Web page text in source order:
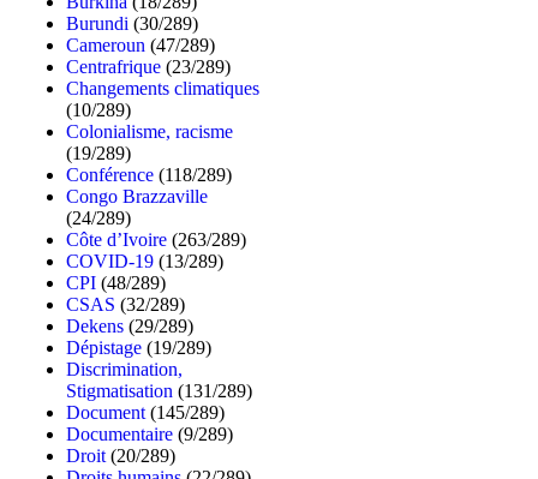
Burundi (30/289)
Cameroun (47/289)
Centrafrique (23/289)
Changements climatiques
(10/289)
Colonialisme, racisme
(19/289)
Conférence (118/289)
Congo Brazzaville
(24/289)
Côte d’Ivoire (263/289)
COVID-19 (13/289)
CPI (48/289)
CSAS (32/289)
Dekens (29/289)
Dépistage (19/289)
Discrimination,
Stigmatisation (131/289)
Document (145/289)
Documentaire (9/289)
Droit (20/289)